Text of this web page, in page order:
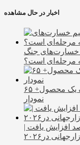
اخبار در حال مشاهده
خسارت‌های جنگ
مرحله‌ای است؟
۶۵ درصد اراضی کشاورزی کشور در تصرف یک محصول+
نمودار
سموم کشاورزی تا ۶۰درصد افزایش یافت |